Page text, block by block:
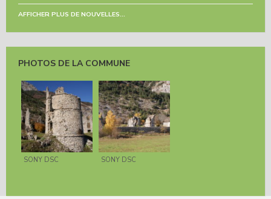
AFFICHER PLUS DE NOUVELLES...
PHOTOS DE LA COMMUNE
SONY DSC SONY DSC